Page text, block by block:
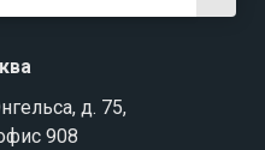
д. 75,
908